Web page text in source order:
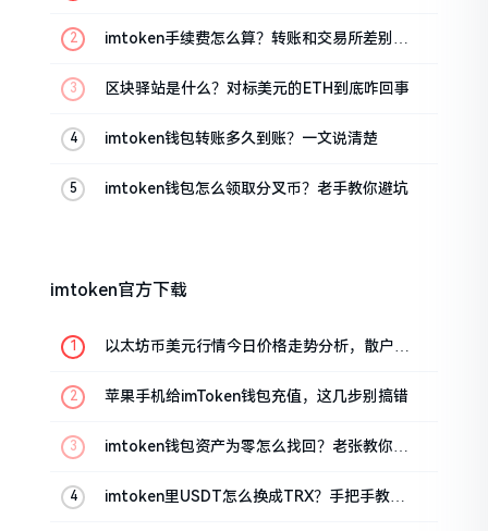
imtoken手续费怎么算？转账和交易所差别大
区块驿站是什么？对标美元的ETH到底咋回事
imtoken钱包转账多久到账？一文说清楚
imtoken钱包怎么领取分叉币？老手教你避坑
imtoken官方下载
以太坊币美元行情今日价格走势分析，散户如
苹果手机给imToken钱包充值，这几步别搞错
imtoken钱包资产为零怎么找回？老张教你几
imtoken里USDT怎么换成TRX？手把手教你